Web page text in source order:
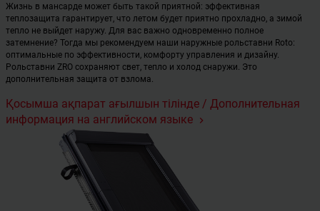
Жизнь в мансарде может быть такой приятной: эффективная
теплозащита гарантирует, что летом будет приятно прохладно, а зимой
тепло не выйдет наружу. Для вас важно одновременно полное
затемнение? Тогда мы рекомендуем наши наружные рольставни Roto:
оптимальные по эффективности, комфорту управления и дизайну.
Рольставни ZRO сохраняют свет, тепло и холод снаружи. Это
дополнительная защита от взлома.
Қосымша ақпарат ағылшын тілінде / Дополнительная
информация на английском языке
keyboard_arrow_right